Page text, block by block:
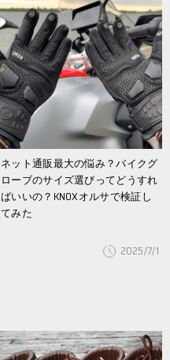
ネット通販最大の悩み？バイクグ
ローブのサイズ選びってどうすれ
ばいいの？KNOXオルサで検証し
てみた
2025/7/1